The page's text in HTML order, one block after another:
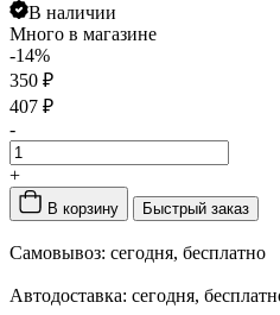
В наличии
Много в магазине
-14%
350 ₽
407 ₽
-
+
В корзину Быстрый заказ
Самовывоз: сегодня, бесплатно
Автодоставка: сегодня,